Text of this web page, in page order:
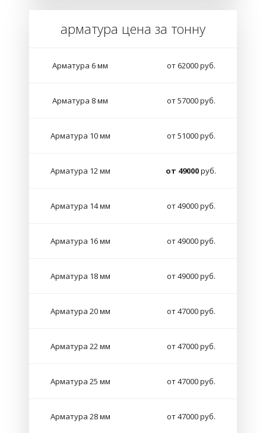
арматура цена за тонну
Арматура 6 мм от 62000 руб.
Арматура 8 мм от 57000 руб.
Арматура 10 мм от 51000 руб.
Арматура 12 мм от 49000руб.
Арматура 14 мм от 49000 руб.
Арматура 16 мм от 49000 руб.
Арматура 18 мм от 49000 руб.
Арматура 20 мм от 47000 руб.
Арматура 22 мм от 47000 руб.
Арматура 25 мм от 47000 руб.
Арматура 28 мм от 47000 руб.